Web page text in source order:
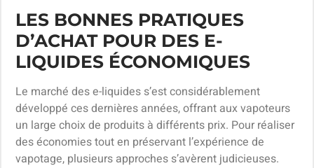
LES BONNES PRATIQUES
D’ACHAT POUR DES E-
LIQUIDES ÉCONOMIQUES
Le marché des e-liquides s’est considérablement
développé ces dernières années, offrant aux vapoteurs
un large choix de produits à différents prix. Pour réaliser
des économies tout en préservant l’expérience de
vapotage, plusieurs approches s’avèrent judicieuses.